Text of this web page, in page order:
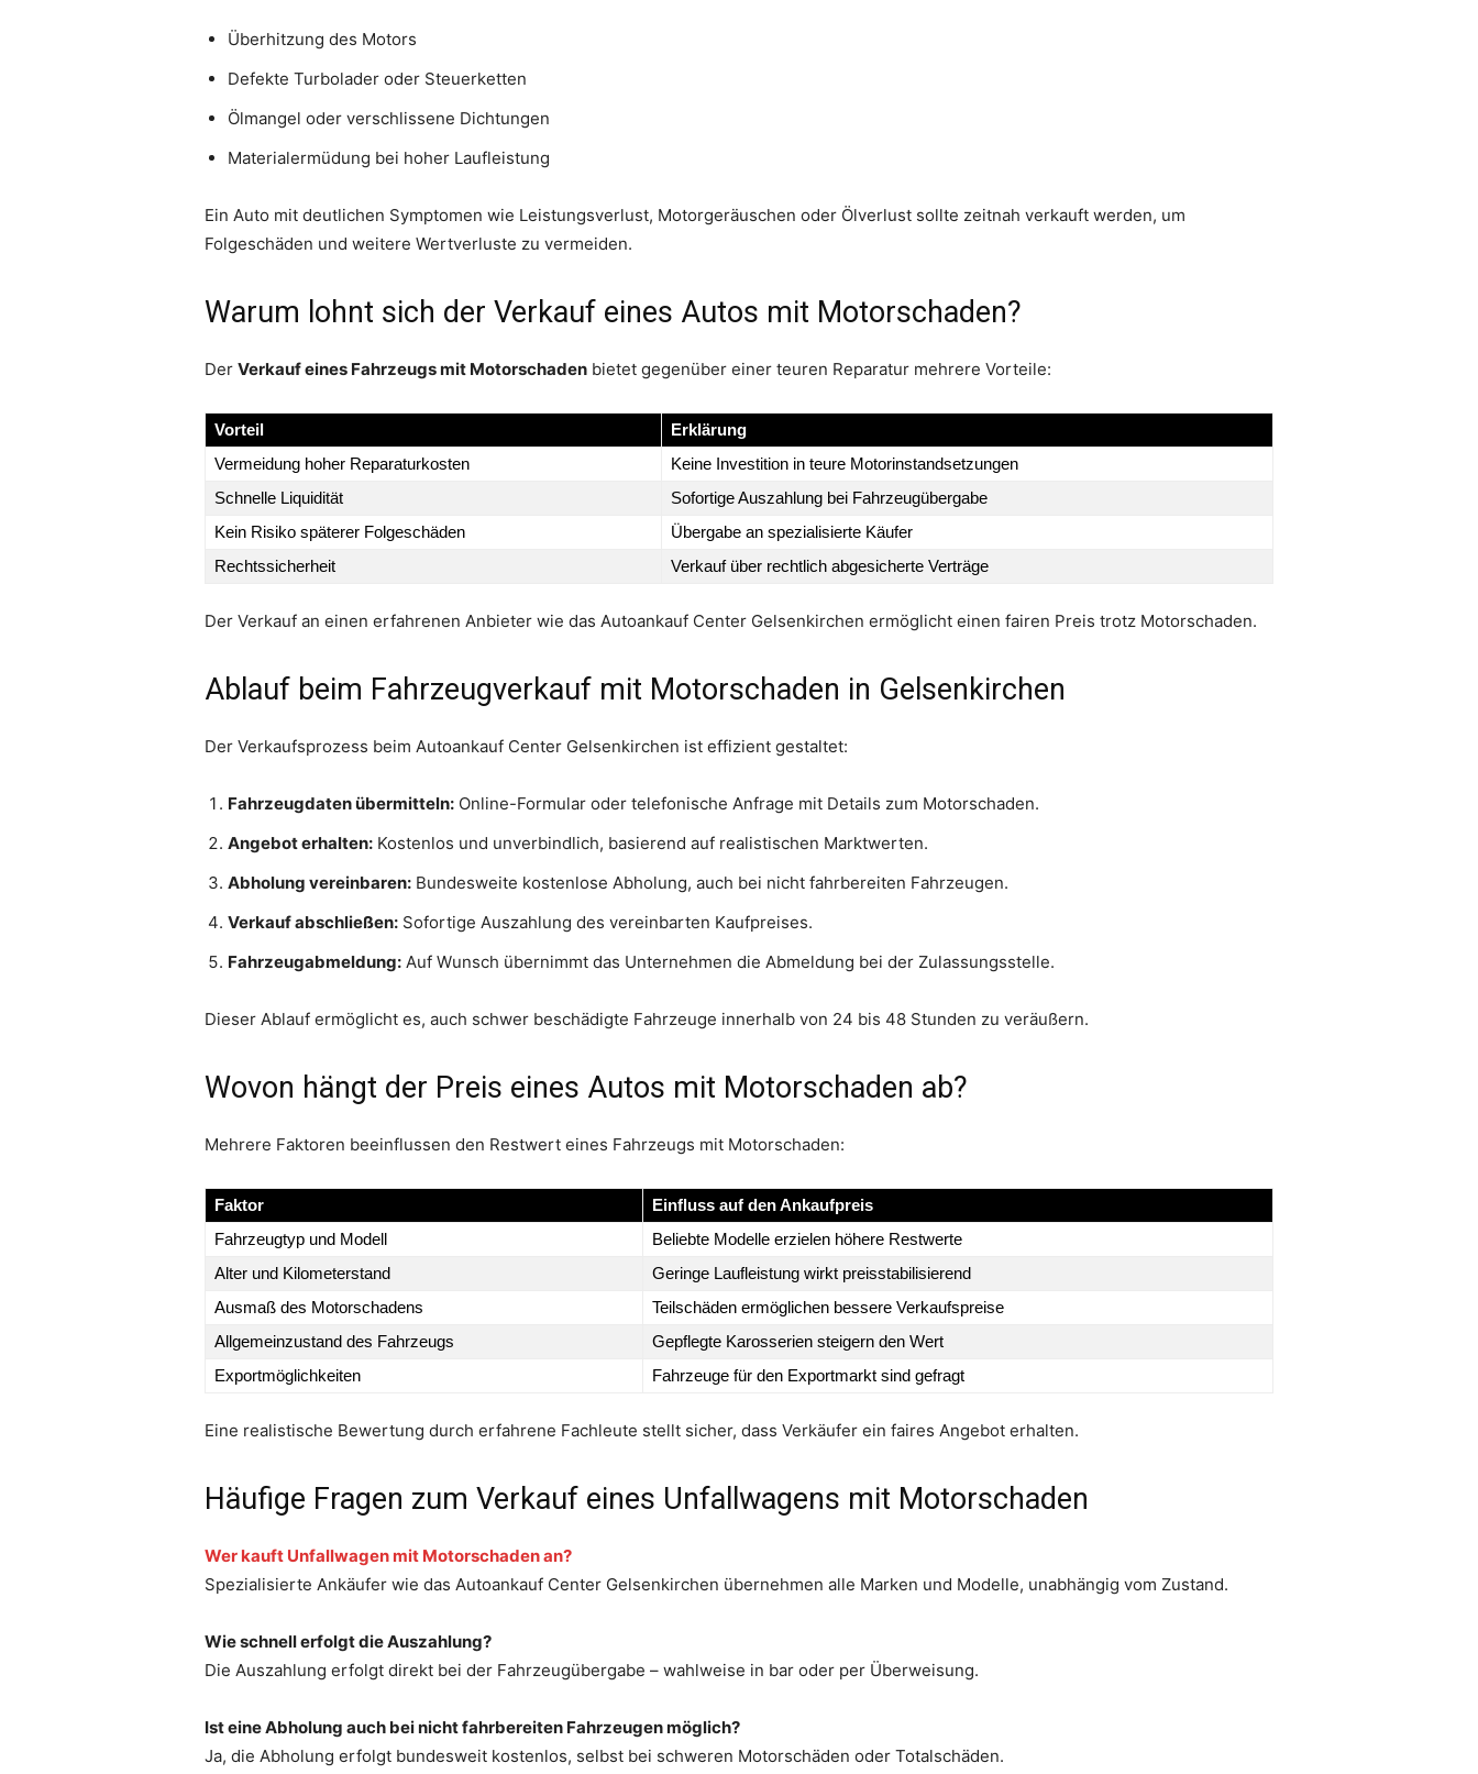
Überhitzung des Motors
Defekte Turbolader oder Steuerketten
Ölmangel oder verschlissene Dichtungen
Materialermüdung bei hoher Laufleistung
Ein Auto mit deutlichen Symptomen wie Leistungsverlust, Motorgeräuschen oder Ölverlust sollte zeitnah verkauft werden, um
Folgeschäden und weitere Wertverluste zu vermeiden.
Warum lohnt sich der Verkauf eines Autos mit Motorschaden?
Der Verkauf eines Fahrzeugs mit Motorschaden bietet gegenüber einer teuren Reparatur mehrere Vorteile:
Vorteil
Erklärung
Vermeidung hoher Reparaturkosten
Keine Investition in teure Motorinstandsetzungen
Schnelle Liquidität
Sofortige Auszahlung bei Fahrzeugübergabe
Kein Risiko späterer Folgeschäden
Übergabe an spezialisierte Käufer
Rechtssicherheit
Verkauf über rechtlich abgesicherte Verträge
Der Verkauf an einen erfahrenen Anbieter wie das Autoankauf Center Gelsenkirchen ermöglicht einen fairen Preis trotz Motorschaden.
Ablauf beim Fahrzeugverkauf mit Motorschaden in Gelsenkirchen
Der Verkaufsprozess beim Autoankauf Center Gelsenkirchen ist effizient gestaltet:
Fahrzeugdaten übermitteln: Online-Formular oder telefonische Anfrage mit Details zum Motorschaden.
Angebot erhalten: Kostenlos und unverbindlich, basierend auf realistischen Marktwerten.
Abholung vereinbaren: Bundesweite kostenlose Abholung, auch bei nicht fahrbereiten Fahrzeugen.
Verkauf abschließen: Sofortige Auszahlung des vereinbarten Kaufpreises.
Fahrzeugabmeldung: Auf Wunsch übernimmt das Unternehmen die Abmeldung bei der Zulassungsstelle.
Dieser Ablauf ermöglicht es, auch schwer beschädigte Fahrzeuge innerhalb von 24 bis 48 Stunden zu veräußern.
Wovon hängt der Preis eines Autos mit Motorschaden ab?
Mehrere Faktoren beeinflussen den Restwert eines Fahrzeugs mit Motorschaden:
Faktor
Einfluss auf den Ankaufpreis
Fahrzeugtyp und Modell
Beliebte Modelle erzielen höhere Restwerte
Alter und Kilometerstand
Geringe Laufleistung wirkt preisstabilisierend
Ausmaß des Motorschadens
Teilschäden ermöglichen bessere Verkaufspreise
Allgemeinzustand des Fahrzeugs
Gepflegte Karosserien steigern den Wert
Exportmöglichkeiten
Fahrzeuge für den Exportmarkt sind gefragt
Eine realistische Bewertung durch erfahrene Fachleute stellt sicher, dass Verkäufer ein faires Angebot erhalten.
Häufige Fragen zum Verkauf eines Unfallwagens mit Motorschaden
Wer kauft Unfallwagen mit Motorschaden an?
Spezialisierte Ankäufer wie das Autoankauf Center Gelsenkirchen übernehmen alle Marken und Modelle, unabhängig vom Zustand.
Wie schnell erfolgt die Auszahlung?
Die Auszahlung erfolgt direkt bei der Fahrzeugübergabe – wahlweise in bar oder per Überweisung.
Ist eine Abholung auch bei nicht fahrbereiten Fahrzeugen möglich?
Ja, die Abholung erfolgt bundesweit kostenlos, selbst bei schweren Motorschäden oder Totalschäden.